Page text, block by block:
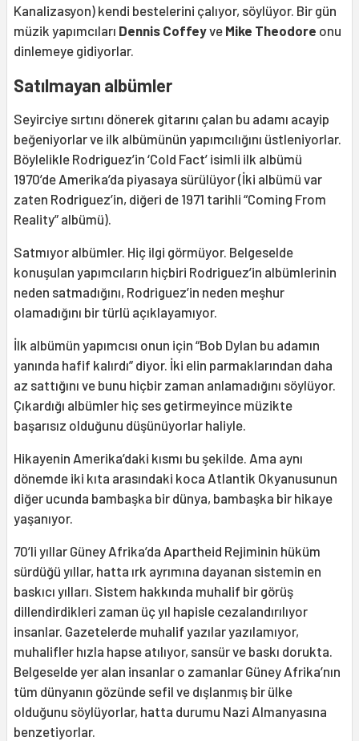
Kanalizasyon) kendi bestelerini çalıyor, söylüyor. Bir gün
müzik yapımcıları Dennis Coffeyve Mike Theodore onu
dinlemeye gidiyorlar.
Satılmayan albümler
Seyirciye sırtını dönerek gitarını çalan bu adamı acayip
beğeniyorlar ve ilk albümünün yapımcılığını üstleniyorlar.
Böylelikle Rodriguez’in ‘Cold Fact’ isimli ilk albümü
1970’de Amerika’da piyasaya sürülüyor (İki albümü var
zaten Rodriguez’in, diğeri de 1971 tarihli “Coming From
Reality” albümü).
Satmıyor albümler. Hiç ilgi görmüyor. Belgeselde
konuşulan yapımcıların hiçbiri Rodriguez’in albümlerinin
neden satmadığını, Rodriguez’in neden meşhur
olamadığını bir türlü açıklayamıyor.
İlk albümün yapımcısı onun için “Bob Dylan bu adamın
yanında hafif kalırdı” diyor. İki elin parmaklarından daha
az sattığını ve bunu hiçbir zaman anlamadığını söylüyor.
Çıkardığı albümler hiç ses getirmeyince müzikte
başarısız olduğunu düşünüyorlar haliyle.
Hikayenin Amerika’daki kısmı bu şekilde. Ama aynı
dönemde iki kıta arasındaki koca Atlantik Okyanusunun
diğer ucunda bambaşka bir dünya, bambaşka bir hikaye
yaşanıyor.
70’li yıllar Güney Afrika’da Apartheid Rejiminin hüküm
sürdüğü yıllar, hatta ırk ayrımına dayanan sistemin en
baskıcı yılları. Sistem hakkında muhalif bir görüş
dillendirdikleri zaman üç yıl hapisle cezalandırılıyor
insanlar. Gazetelerde muhalif yazılar yazılamıyor,
muhalifler hızla hapse atılıyor, sansür ve baskı dorukta.
Belgeselde yer alan insanlar o zamanlar Güney Afrika’nın
tüm dünyanın gözünde sefil ve dışlanmış bir ülke
olduğunu söylüyorlar, hatta durumu Nazi Almanyasına
benzetiyorlar.